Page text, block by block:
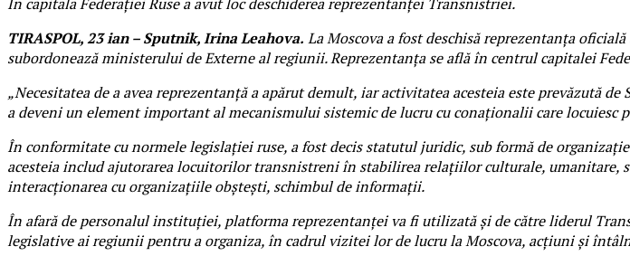
TIRASPOL, 23 ian – Sputnik, Irina Leahova. La Moscova a fost deschisă reprezentanța
subordonează ministerului de Externe al regiunii. Reprezentanța se află în centrul capitalei
„Necesitatea de a avea reprezentanță a apărut demult, iar activitatea acesteia este prevăzută
a deveni un element important al mecanismului sistemic de lucru cu conaționalii care
În conformitate cu normele legislației ruse, a fost decis statutul juridic, sub formă de
acesteia includ ajutorarea locuitorilor transnistreni în stabilirea relațiilor culturale, umanitare,
interacționarea cu organizațiile obștești, schimbul de informații.
În afară de personalul instituției, platforma reprezentanței va fi utilizată și de către liderul
legislative ai regiunii pentru a organiza, în cadrul vizitei lor de lucru la Moscova, acțiuni și